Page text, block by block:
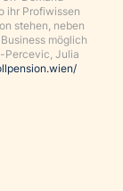
ihr Profiwissen
stehen, neben
möglich
Percevic, Julia